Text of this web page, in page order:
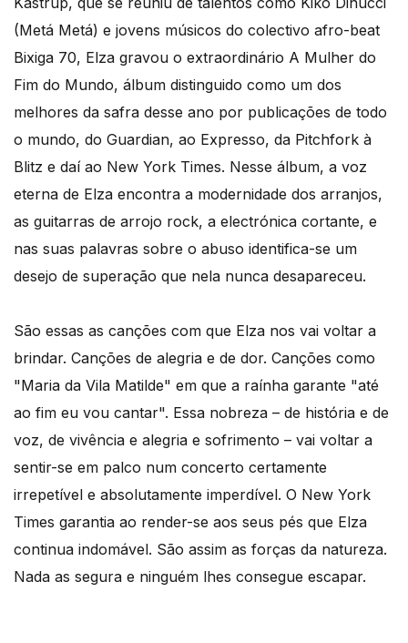
(Metá Metá) e jovens músicos do colectivo afro-beat
Bixiga 70, Elza gravou o extraordinário A Mulher do
Fim do Mundo, álbum distinguido como um dos
melhores da safra desse ano por publicações de todo
o mundo, do Guardian, ao Expresso, da Pitchfork à
Blitz e daí ao New York Times. Nesse álbum, a voz
eterna de Elza encontra a modernidade dos arranjos,
as guitarras de arrojo rock, a electrónica cortante, e
nas suas palavras sobre o abuso identifica-se um
desejo de superação que nela nunca desapareceu.
São essas as canções com que Elza nos vai voltar a
brindar. Canções de alegria e de dor. Canções como
"Maria da Vila Matilde" em que a raínha garante "até
ao fim eu vou cantar". Essa nobreza – de história e de
voz, de vivência e alegria e sofrimento – vai voltar a
sentir-se em palco num concerto certamente
irrepetível e absolutamente imperdível. O New York
Times garantia ao render-se aos seus pés que Elza
continua indomável. São assim as forças da natureza.
Nada as segura e ninguém lhes consegue escapar.